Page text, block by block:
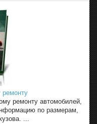
ремонту
ремонту автомобилей,
по размерам,
...